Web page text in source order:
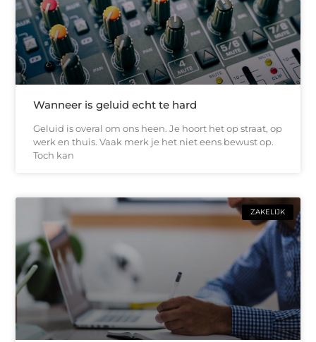
Wanneer is geluid echt te hard
Geluid is overal om ons heen. Je hoort het op straat, op
werk en thuis. Vaak merk je het niet eens bewust op.
Toch kan
ZAKELIJK